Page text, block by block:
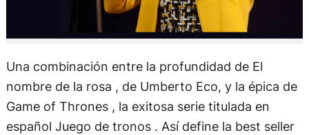
Una combinación entre la profundidad de El
nombre de la rosa , de Umberto Eco, y la épica de
Game of Thrones , la exitosa serie titulada en
español Juego de tronos . Así define la best seller